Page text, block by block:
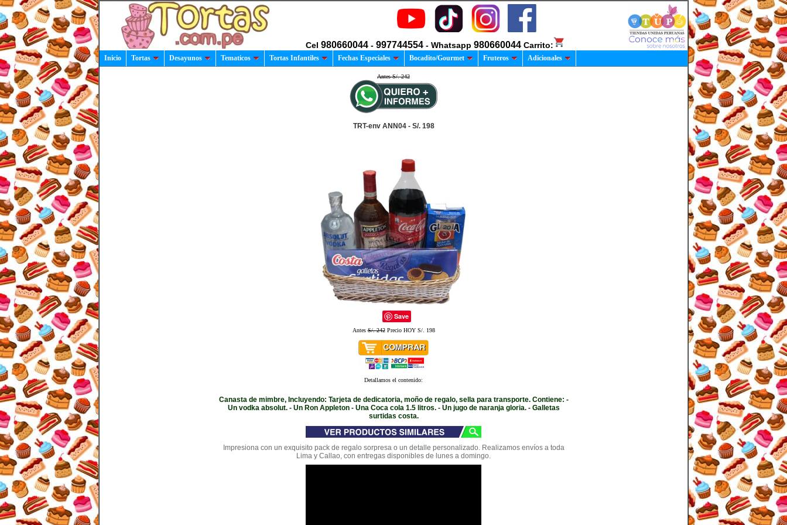
Cel 980660044 - 997744554 - Whatsapp 980660044 Carrito:
Inicio Tortas Desayunos Tematicos Tortas Infantiles Fechas Especiales Bocadito/Gourmet Fruteros Adicionales
Antes S/. 242
TRT-env ANN04 - S/. 198
Save
AntesS/. 242Precio HOY S/. 198
Detallamos el contenido:
Canasta de mimbre, Incluyendo: Tarjeta de dedicatoria, moño de regalo, sella para transporte. Contiene: -
Un vodka absolut. - Un Ron Appleton - Una Coca cola 1.5 litros. - Un jugo de naranja gloria. - Galletas
surtidas costa.
Impresiona con un exquisito pack de regalo sorpresa o un detalle personalizado. Realizamos envíos a toda
Lima y Callao, con entregas disponibles de lunes a domingo.